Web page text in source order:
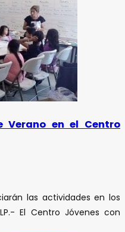
Verano en el Centro
las actividades en los
El Centro Jóvenes con